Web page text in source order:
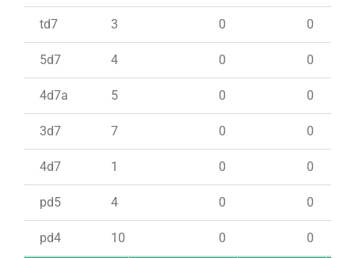
td7 3 0 0
5d7 4 0 0
4d7a 5 0 0
3d7 7 0 0
4d7 1 0 0
pd5 4 0 0
pd4 10 0 0